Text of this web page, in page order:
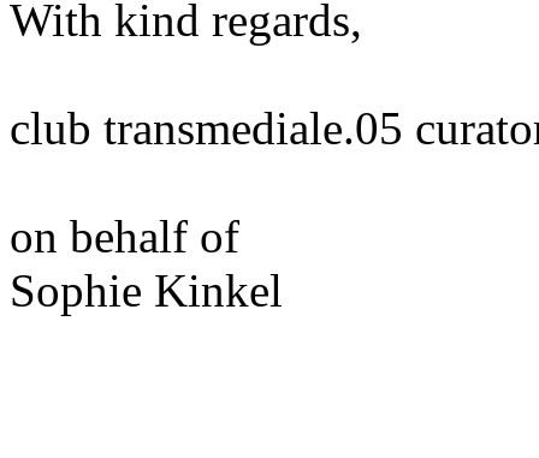
With kind regards,
club transmediale.05
on behalf of
Sophie Kinkel